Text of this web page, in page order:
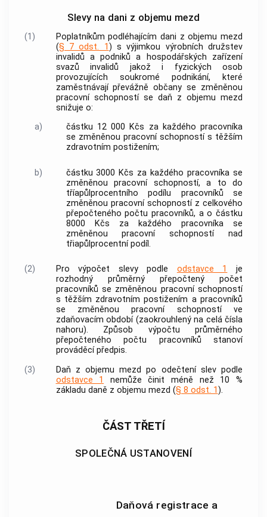
Slevy na dani z objemu mezd
(1)
Poplatníkům podléhajícím dani z objemu mezd
(§ 7 odst. 1) s výjimkou výrobních družstev
invalidů a podniků a hospodářských zařízení
svazů invalidů jakož i fyzických osob
provozujících soukromé podnikání, které
zaměstnávají převážně občany se změněnou
pracovní schopností se daň z objemu mezd
snižuje o:
a)
částku 12 000 Kčs za každého pracovníka
se změněnou pracovní schopností s těžším
zdravotním postižením;
b)
částku 3000 Kčs za každého pracovníka se
změněnou pracovní schopností, a to do
tříapůlprocentního podílu pracovníků se
změněnou pracovní schopností z celkového
přepočteného počtu pracovníků, a o částku
8000 Kčs za každého pracovníka se
změněnou pracovní schopností nad
třiapůlprocentní podíl.
(2) Pro výpočet slevy podle odstavce 1
je
rozhodný průměrný přepočtený počet
pracovníků se změněnou pracovní schopností
s těžším zdravotním postižením a pracovníků
se změněnou pracovní schopností ve
zdaňovacím období (zaokrouhlený na celá čísla
nahoru). Způsob výpočtu průměrného
přepočteného počtu pracovníků stanoví
prováděcí předpis.
(3)
Daň z objemu mezd po odečtení slev podle
odstavce 1
nemůže činit méně než 10 %
základu daně z objemu mezd (§ 8 odst. 1).
ČÁST TŘETÍ
SPOLEČNÁ USTANOVENÍ
Daňová registrace a